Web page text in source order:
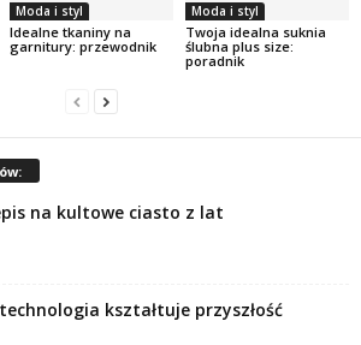
Moda i styl
Idealne tkaniny na
garnitury: przewodnik
Moda i styl
Twoja idealna suknia
ślubna plus size:
poradnik
na kultowe ciasto z lat
kształtuje przyszłość